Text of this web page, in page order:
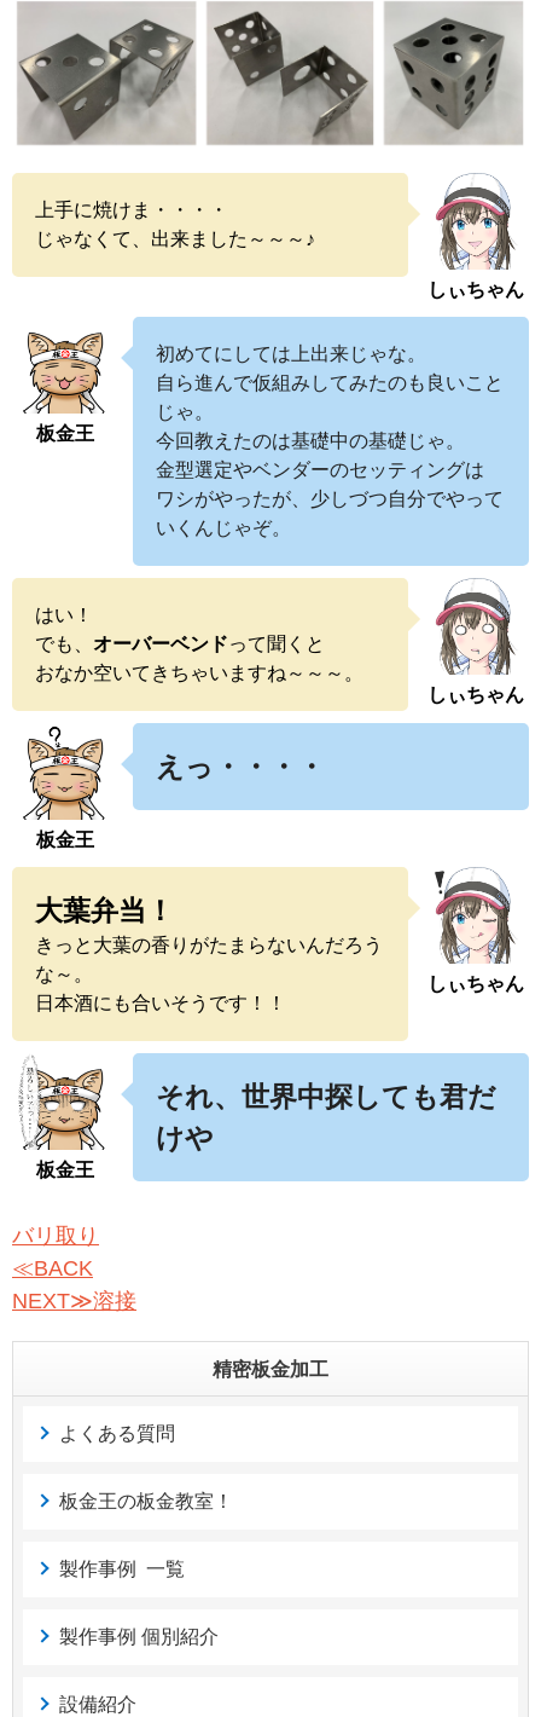
しぃちゃん
上手に焼けま・・・・
じゃなくて、出来ました～～～♪
板金王
初めてにしては上出来じゃな。
自ら進んで仮組みしてみたのも良いこと
じゃ。
今回教えたのは基礎中の基礎じゃ。
金型選定やベンダーのセッティングは
ワシがやったが、少しづつ自分でやって
いくんじゃぞ。
しぃちゃん
はい！
でも、 オーバーベンドって聞くと
おなか空いてきちゃいますね～～～。
板金王
えっ・・・・
しぃちゃん
大葉弁当！
きっと大葉の香りがたまらないんだろう
な～。
日本酒にも合いそうです！！
板金王
それ、世界中探しても君だ
けや
バリ取り
≪BACK
NEXT≫溶接
精密板金加工
よくある質問
板金王の板金教室！
製作事例 一覧
製作事例 個別紹介
設備紹介